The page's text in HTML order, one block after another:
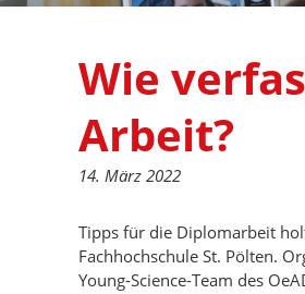
Wie
Arbeit?
14. März 2022
Tipps für die Diplomarbeit
Fachhochschule St. Pölten.
Young-Science-Team des